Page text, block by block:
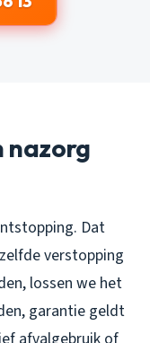
nazorg
Dat
verstopping
lossen we het
garantie geldt